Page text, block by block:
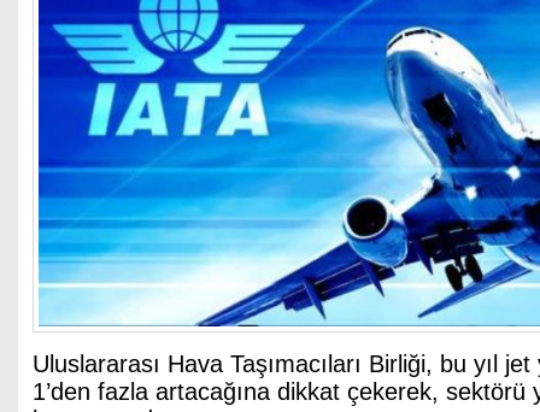
Uluslararası Hava Taşımacıları Birliği, bu yıl jet
1’den fazla artacağına dikkat çekerek, sektörü